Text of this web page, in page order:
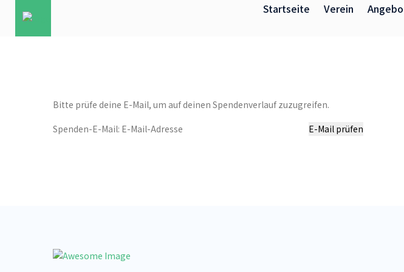
Startseite Verein
Bitte prüfe deine E-Mail, um auf deinen Spendenverlauf zuzugreifen.
Spenden-E-Mail: